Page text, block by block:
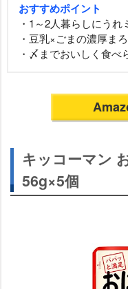
おすすめポイント
・1～2人暮らしにうれ
・豆乳×ごまの濃厚ま
・〆までおいしく食べ
キッコーマン
56g×5個